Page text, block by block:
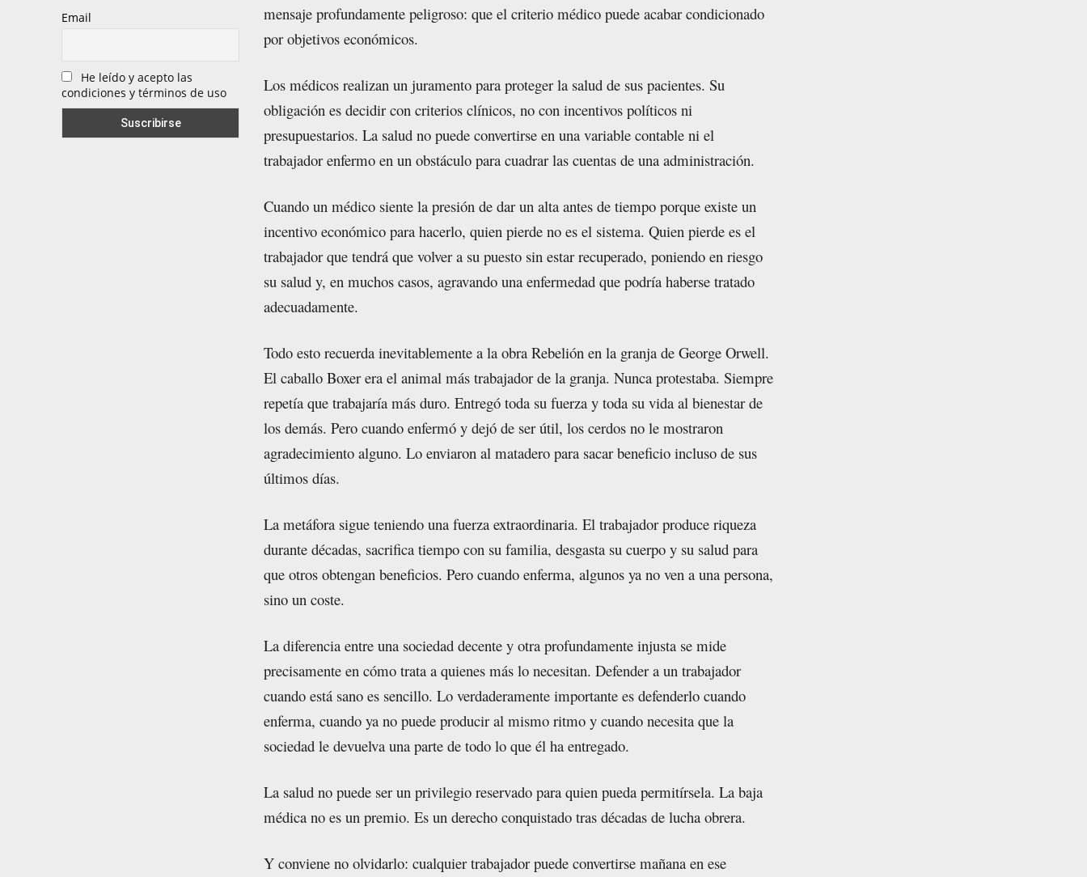
Email
He leído y acepto las
condiciones y términos de uso
mensaje profundamente peligroso: que el criterio médico puede acabar condicionado
por objetivos económicos.
Los médicos realizan un juramento para proteger la salud de sus pacientes. Su
obligación es decidir con criterios clínicos, no con incentivos políticos ni
presupuestarios. La salud no puede convertirse en una variable contable ni el
trabajador enfermo en un obstáculo para cuadrar las cuentas de una administración.
Cuando un médico siente la presión de dar un alta antes de tiempo porque existe un
incentivo económico para hacerlo, quien pierde no es el sistema. Quien pierde es el
trabajador que tendrá que volver a su puesto sin estar recuperado, poniendo en riesgo
su salud y, en muchos casos, agravando una enfermedad que podría haberse tratado
adecuadamente.
Todo esto recuerda inevitablemente a la obra Rebelión en la granja de George Orwell.
El caballo Boxer era el animal más trabajador de la granja. Nunca protestaba. Siempre
repetía que trabajaría más duro. Entregó toda su fuerza y toda su vida al bienestar de
los demás. Pero cuando enfermó y dejó de ser útil, los cerdos no le mostraron
agradecimiento alguno. Lo enviaron al matadero para sacar beneficio incluso de sus
últimos días.
La metáfora sigue teniendo una fuerza extraordinaria. El trabajador produce riqueza
durante décadas, sacrifica tiempo con su familia, desgasta su cuerpo y su salud para
que otros obtengan beneficios. Pero cuando enferma, algunos ya no ven a una persona,
sino un coste.
La diferencia entre una sociedad decente y otra profundamente injusta se mide
precisamente en cómo trata a quienes más lo necesitan. Defender a un trabajador
cuando está sano es sencillo. Lo verdaderamente importante es defenderlo cuando
enferma, cuando ya no puede producir al mismo ritmo y cuando necesita que la
sociedad le devuelva una parte de todo lo que él ha entregado.
La salud no puede ser un privilegio reservado para quien pueda permitírsela. La baja
médica no es un premio. Es un derecho conquistado tras décadas de lucha obrera.
Y conviene no olvidarlo: cualquier trabajador puede convertirse mañana en ese